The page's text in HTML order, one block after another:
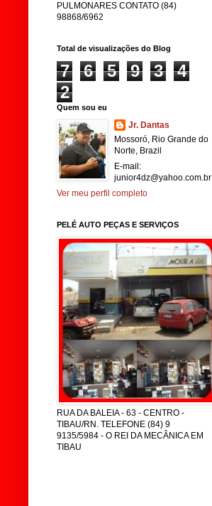
PULMONARES CONTATO (84)
98868/6962
Total de visualizações do Blog
7 6 5 9 3
4
2
Quem sou eu
Jr. Dantas
Mossoró, Rio Grande do
Norte, Brazil
E-mail:
junior4dz@yahoo.com.br
Ver meu perfil completo
PELÉ AUTO PEÇAS E SERVIÇOS
RUA DA BALEIA - 63 - CENTRO -
TIBAU/RN. TELEFONE (84) 9
9135/5984 - O REI DA MECÂNICA EM
TIBAU